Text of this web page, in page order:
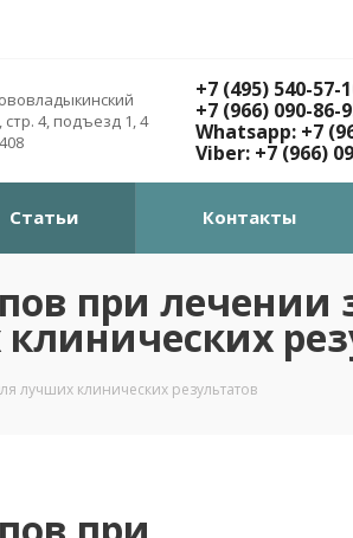
стр. 4, подъезд 1, 4
+7 (495) 540-57-
+7 (966) 090-86-
Whatsapp: +7
Viber: +7 (966)
Статьи Контакты
при лечении
лучших клинических результатов